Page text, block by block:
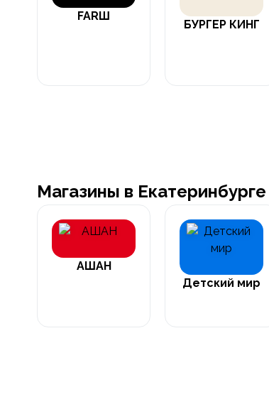
FARШ
БУРГЕР КИНГ
Магазины в Екатеринбурге
АШАН
Детский мир